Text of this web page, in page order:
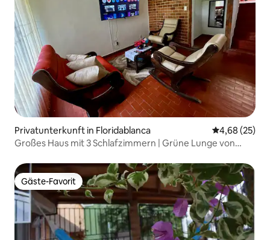
Privatunterkunft in Floridablanca
4,68 (25)
Großes Haus mit 3 Schlafzimmern | Grüne Lunge von
Gäste-Favorit
Gäste-Favorit